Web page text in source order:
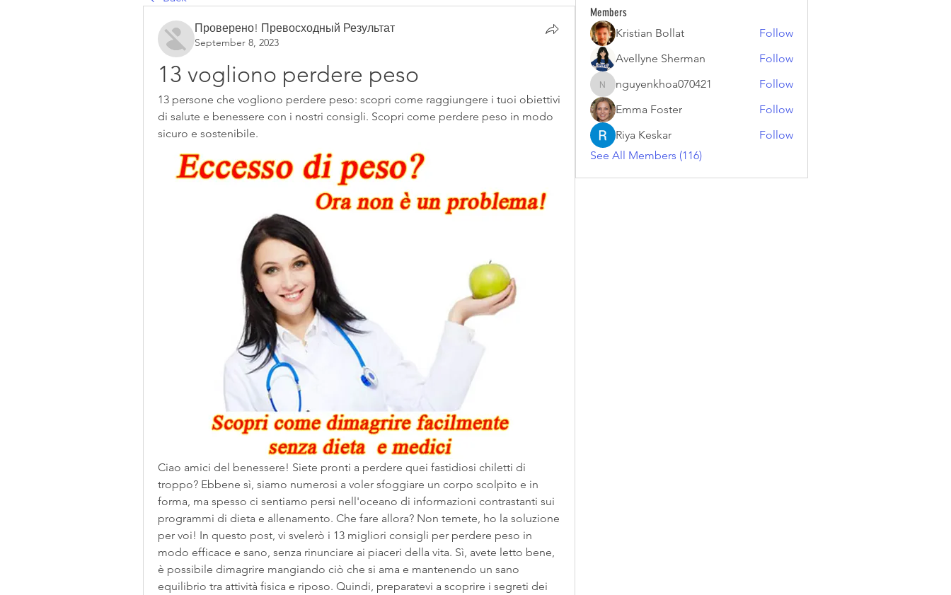
Проверено! Превосходный Результат
September 8, 2023
13 vogliono perdere peso
13 persone che vogliono perdere peso: scopri come raggiungere i tuoi obiettivi
di salute e benessere con i nostri consigli. Scopri come perdere peso in modo
sicuro e sostenibile.
Ciao amici del benessere! Siete pronti a perdere quei fastidiosi chiletti di
troppo? Ebbene sì, siamo numerosi a voler sfoggiare un corpo scolpito e in
forma, ma spesso ci sentiamo persi nell'oceano di informazioni contrastanti sui
programmi di dieta e allenamento. Che fare allora? Non temete, ho la soluzione
per voi! In questo post, vi svelerò i 13 migliori consigli per perdere peso in
modo efficace e sano, senza rinunciare ai piaceri della vita. Sì, avete letto bene,
è possibile dimagrire mangiando ciò che si ama e mantenendo un sano
equilibrio tra attività fisica e riposo. Quindi, preparatevi a scoprire i segreti dei
Members
Kristian Bollat
Follow
Avellyne Sherman
Follow
nguyenkhoa070421
nguyenkhoa070421
Follow
Emma Foster
Follow
Riya Keskar
Follow
See All Members (116)